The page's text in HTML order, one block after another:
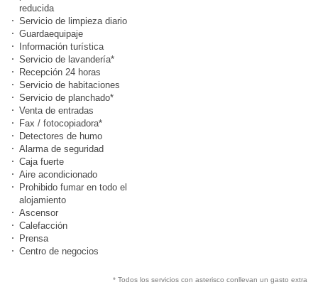
reducida
Servicio de limpieza diario
Guardaequipaje
Información turística
Servicio de lavandería*
Recepción 24 horas
Servicio de habitaciones
Servicio de planchado*
Venta de entradas
Fax / fotocopiadora*
Detectores de humo
Alarma de seguridad
Caja fuerte
Aire acondicionado
Prohibido fumar en todo el
alojamiento
Ascensor
Calefacción
Prensa
Centro de negocios
* Todos los servicios con asterisco conllevan un gasto extra